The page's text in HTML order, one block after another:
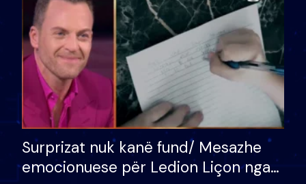
Surprizat nuk kanë fund/ Mesazhe
emocionuese për Ledion Liçon nga